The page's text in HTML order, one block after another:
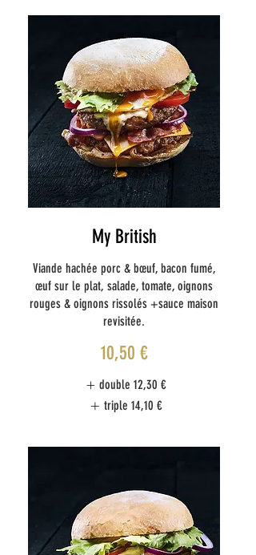
My British
Viande hachée porc & bœuf, bacon fumé,
œuf sur le plat, salade, tomate, oignons
rouges & oignons rissolés +sauce maison
revisitée.
10,50 €
double 12,30 €
triple 14,10 €